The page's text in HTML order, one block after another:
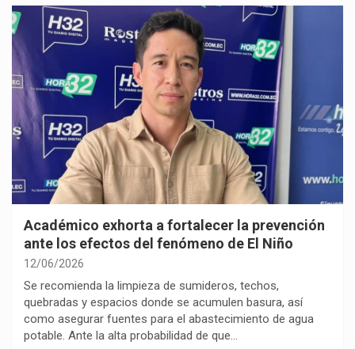
Académico exhorta a fortalecer la prevención
ante los efectos del fenómeno de El Niño
12/06/2026
Se recomienda la limpieza de sumideros, techos,
quebradas y espacios donde se acumulen basura, así
como asegurar fuentes para el abastecimiento de agua
potable. Ante la alta probabilidad de que…